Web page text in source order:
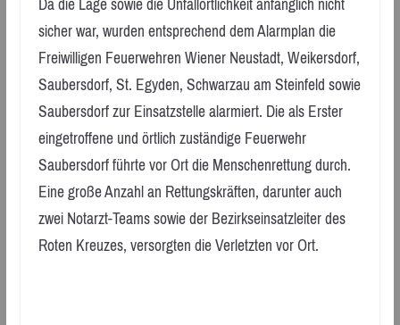
sicher war, wurden entsprechend dem Alarmplan die
Freiwilligen Feuerwehren Wiener Neustadt, Weikersdorf,
Saubersdorf, St. Egyden, Schwarzau am Steinfeld sowie
Saubersdorf zur Einsatzstelle alarmiert. Die als Erster
eingetroffene und örtlich zuständige Feuerwehr
Saubersdorf führte vor Ort die Menschenrettung durch.
Eine große Anzahl an Rettungskräften, darunter auch
zwei Notarzt-Teams sowie der Bezirkseinsatzleiter des
Roten Kreuzes, versorgten die Verletzten vor Ort.